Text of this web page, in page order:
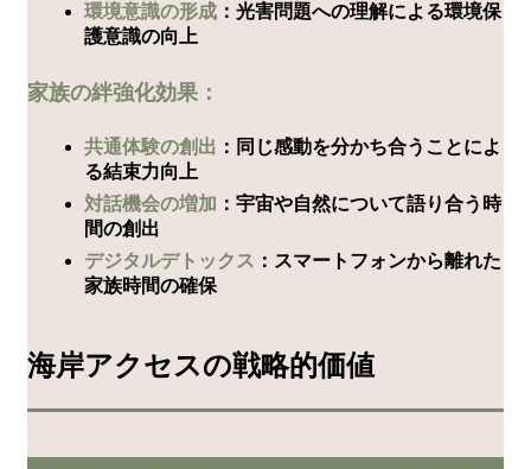
環境意識の形成 ：光害問題への理解による環境保
護意識の向上
家族の絆強化効果：
共通体験の創出 ：同じ感動を分かち合うことによ
る結束力向上
対話機会の増加 ：宇宙や自然について語り合う時
間の創出
デジタルデトックス ：スマートフォンから離れた
家族時間の確保
海岸アクセスの戦略的価値